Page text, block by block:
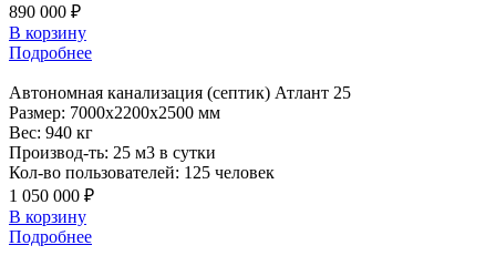
890 000 ₽
В корзину
Подробнее
Автономная канализация (септик) Атлант 25
Размер: 7000x2200x2500 мм
Вес: 940 кг
Производ-ть: 25 м3 в сутки
Кол-во пользователей: 125 человек
1 050 000 ₽
В корзину
Подробнее